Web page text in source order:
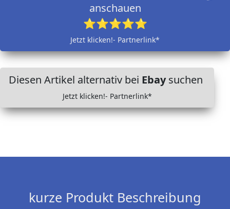
anschauen
⭐⭐⭐⭐⭐
Jetzt klicken!- Partnerlink*
Diesen Artikel alternativ bei Ebaysuchen
Jetzt klicken!- Partnerlink*
kurze Produkt Beschreibung